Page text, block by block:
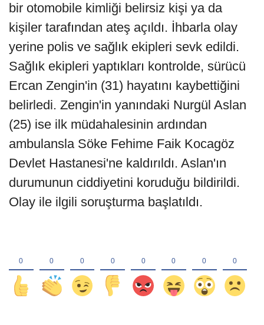
bir otomobile kimliği belirsiz kişi ya da
kişiler tarafından ateş açıldı. İhbarla olay
yerine polis ve sağlık ekipleri sevk edildi.
Sağlık ekipleri yaptıkları kontrolde, sürücü
Ercan Zengin'in (31) hayatını kaybettiğini
belirledi. Zengin'in yanındaki Nurgül Aslan
(25) ise ilk müdahalesinin ardından
ambulansla Söke Fehime Faik Kocagöz
Devlet Hastanesi'ne kaldırıldı. Aslan'ın
durumunun ciddiyetini koruduğu bildirildi.
Olay ile ilgili soruşturma başlatıldı.